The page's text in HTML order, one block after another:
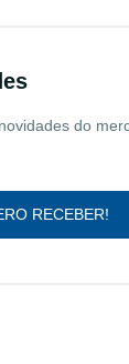
do
RECEBER!